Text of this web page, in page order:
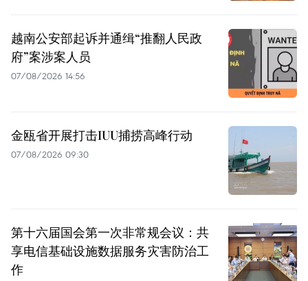
越南公安部起诉并通缉“推翻人民政
府”案涉案人员
07/08/2026 14:56
金瓯省开展打击IUU捕捞高峰行动
07/08/2026 09:30
第十六届国会第一次非常规会议：共
享电信基础设施数据服务灾害防治工
作